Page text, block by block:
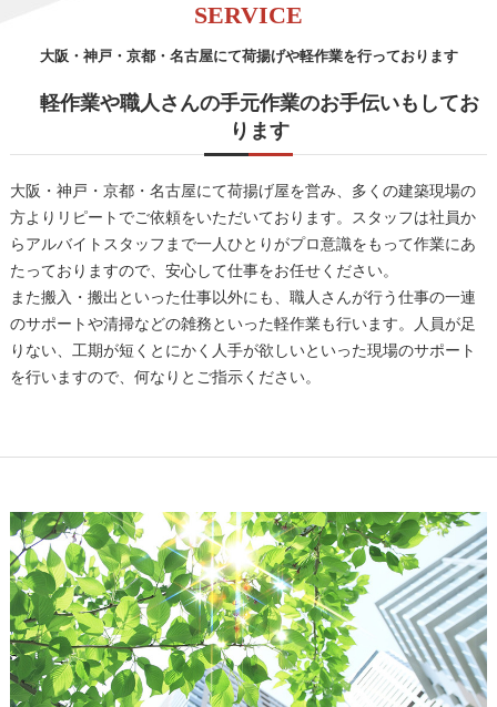
大阪・神戸・京都・名古屋にて荷揚げや軽作業を行っております
SERVICE
軽作業や職人さんの手元作業のお手伝いもしてお
ります
大阪・神戸・京都・名古屋にて荷揚げ屋を営み、多くの建築現場の
方よりリピートでご依頼をいただいております。スタッフは社員か
らアルバイトスタッフまで一人ひとりがプロ意識をもって作業にあ
たっておりますので、安心して仕事をお任せください。
また搬入・搬出といった仕事以外にも、職人さんが行う仕事の一連
のサポートや清掃などの雑務といった軽作業も行います。人員が足
りない、工期が短くとにかく人手が欲しいといった現場のサポート
を行いますので、何なりとご指示ください。